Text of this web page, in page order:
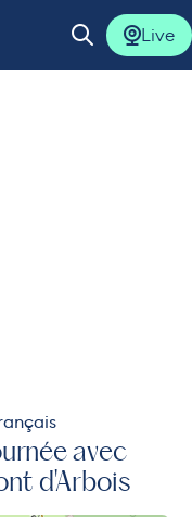
Ouvrir la
Live
avec
d'Arbois